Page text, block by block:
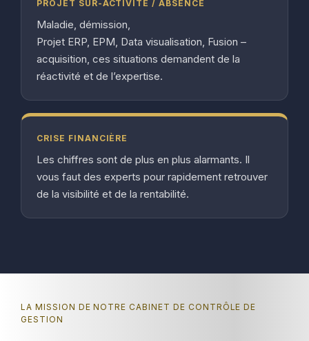
PROJET SUR-ACTIVITÉ / ABSENCE
Maladie, démission,
Projet ERP, EPM, Data visualisation, Fusion –
acquisition, ces situations demandent de la
réactivité et de l’expertise.
CRISE FINANCIÈRE
Les chiffres sont de plus en plus alarmants. Il
vous faut des experts pour rapidement retrouver
de la visibilité et de la rentabilité.
LA MISSION DE NOTRE CABINET DE CONTRÔLE DE
GESTION